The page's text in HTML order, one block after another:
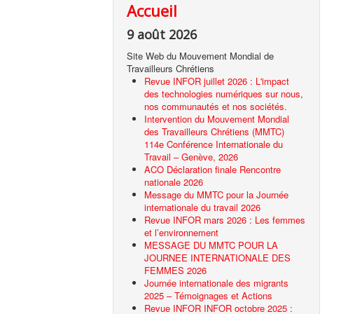
Accueil
9 août 2026
Site Web du Mouvement Mondial de
Travailleurs Chrétiens
Revue INFOR juillet 2026 : L'impact
des technologies numériques sur nous,
nos communautés et nos sociétés.
Intervention du Mouvement Mondial
des Travailleurs Chrétiens (MMTC)
114e Conférence Internationale du
Travail – Genève, 2026
ACO Déclaration finale Rencontre
nationale 2026
Message du MMTC pour la Journée
internationale du travail 2026
Revue INFOR mars 2026 : Les femmes
et l’environnement
MESSAGE DU MMTC POUR LA
JOURNEE INTERNATIONALE DES
FEMMES 2026
Journée internationale des migrants
2025 – Témoignages et Actions
Revue INFOR INFOR octobre 2025 :